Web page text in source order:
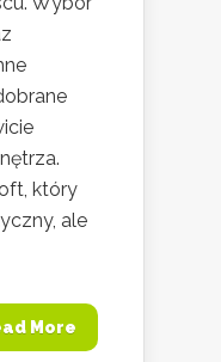
który
ale
More